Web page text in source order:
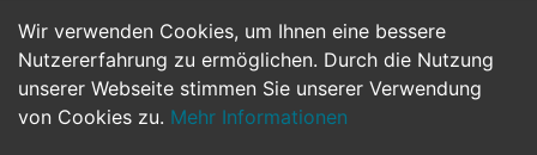
Wir verwenden Cookies, um Ihnen eine bessere
Nutzererfahrung zu ermöglichen. Durch die Nutzung
unserer Webseite stimmen Sie unserer Verwendung
von Cookies zu. Mehr Informationen
Jetzt Bewerben